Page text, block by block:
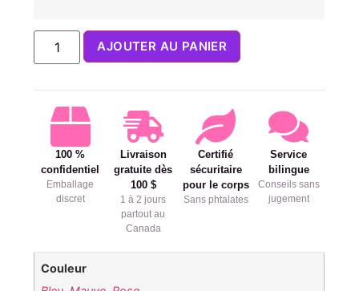
AJOUTER AU PANIER
100 %
confidentiel
Emballage
discret
Livraison
gratuite dès
100 $
1 à 2 jours
partout au
Canada
Certifié
sécuritaire
pour le corps
Sans phtalates
Service
bilingue
Conseils sans
jugement
Couleur